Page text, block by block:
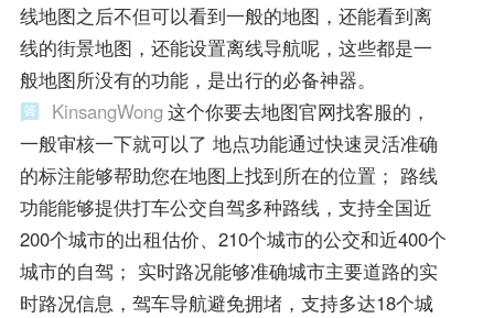
线地图之后不但可以看到一般的地图，还能看到离
线的街景地图，还能设置离线导航呢，这些都是一
般地图所没有的功能，是出行的必备神器。
KinsangWong 这个你要去地图官网找客服的，
一般审核一下就可以了 地点功能通过快速灵活准确
的标注能够帮助您在地图上找到所在的位置； 路线
功能能够提供打车公交自驾多种路线，支持全国近
200个城市的出租估价、210个城市的公交和近400个
城市的自驾； 实时路况能够准确城市主要道路的实
时路况信息，驾车导航避免拥堵，支持多达18个城